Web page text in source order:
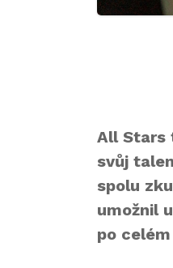
All Stars
svůj
spolu
umožnil
po